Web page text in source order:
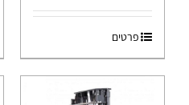
פרטים